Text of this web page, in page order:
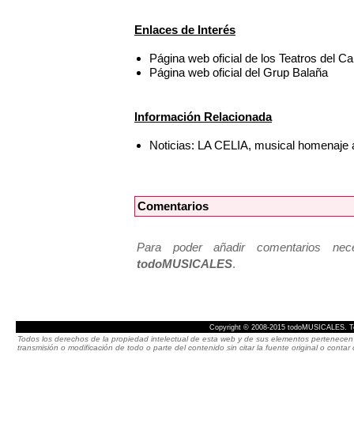
Enlaces de Interés
Página web oficial de los Teatros del
Página web oficial del Grup Balaña
Información Relacionada
Noticias: LA CELIA, musical
Comentarios
Para poder añadir comentarios
todoMUSICALES.
Copyright © 2008-2015 todoMUSICALES.
Todos los derechos de la propiedad intelectual de esta web y de sus elementos
transmisión o modificación de todo o parte del contenido sin citar la fuente original o